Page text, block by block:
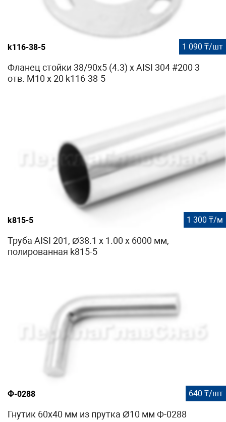
k116-38-5 1 090 ₸/шт
Фланец стойки 38/90х5 (4.3) х AISI 304 #200 3
отв. М10 х 20 k116-38-5
k815-5 1 300 ₸/м
Труба AISI 201, Ø38.1 х 1.00 х 6000 мм,
полированная k815-5
Ф-0288 640 ₸/шт
Гнутик 60х40 мм из прутка Ø10 мм Ф-0288